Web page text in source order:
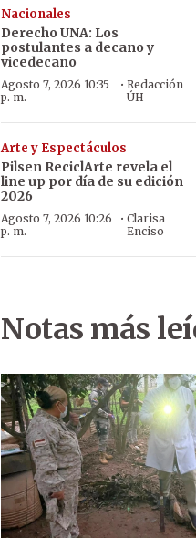
Nacionales
Derecho UNA: Los
postulantes a decano y
vicedecano
Agosto 7, 2026 10:35
p. m.
·Redacción
ÚH
Arte y Espectáculos
Pilsen ReciclArte revela el
line up por día de su edición
2026
Agosto 7, 2026 10:26
p. m.
·Clarisa
Enciso
Notas más